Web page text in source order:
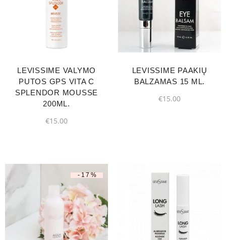
LEVISSIME VALYMO
PUTOS GPS VITA C
SPLENDOR MOUSSE
200ML.
€15.00
LEVISSIME PAAKIŲ
BALZAMAS 15 ML.
€15.00
-17%